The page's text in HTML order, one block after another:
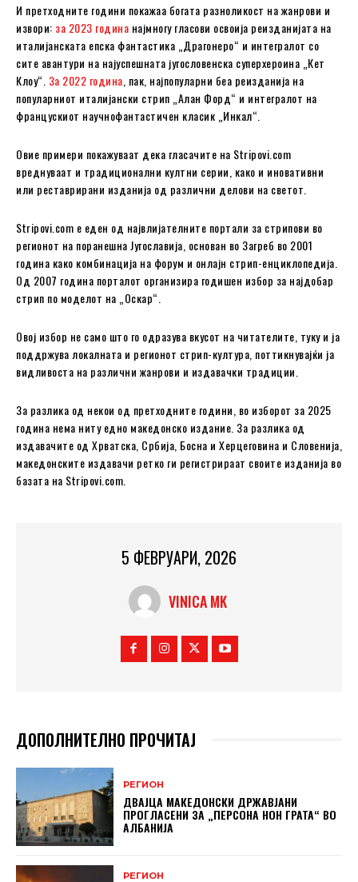
И претходните години покажаа богата разноликост на жанрови и
извори: за 2023 година најмногу гласови освоија реизданијата на
италијанската епска фантастика „Драгонеро“ и интегралот со
сите авантури на најуспешната југословенска суперхероина „Кет
Клоу“. За 2022 година , пак, најпопуларни беа реизданија на
популарниот италијански стрип „Алан Форд“ и интегралот на
францускиот научнофантастичен класик „Инкал“.
Овие примери покажуваат дека гласачите на Stripovi.com
вреднуваат и традиционални култни серии, како и иновативни
или реставрирани изданија од различни делови на светот.
Stripovi.com е еден од највлијателните портали за стрипови во
регионот на поранешна Југославија, основан во Загреб во 2001
година како комбинација на форум и онлајн стрип-енциклопедија.
Од 2007 година порталот организира годишен избор за најдобар
стрип по моделот на „Оскар“.
Овој избор не само што го одразува вкусот на читателите, туку и ја
поддржува локалната и регионот стрип-култура, поттикнувајќи ја
видливоста на различни жанрови и издавачки традиции.
За разлика од некои од претходните години, во изборот за 2025
година нема ниту едно македонско издание. За разлика од
издавачите од Хрватска, Србија, Босна и Херцеговина и Словенија,
македонските издавачи ретко ги регистрираат своите изданија во
базата на Stripovi.com.
5 ФЕВРУАРИ, 2026
VINICA MK
ДОПОЛНИТЕЛНО ПРОЧИТАЈ
РЕГИОН
ДВАЈЦА МАКЕДОНСКИ ДРЖАВЈАНИ
ПРОГЛАСЕНИ ЗА „ПЕРСОНА НОН ГРАТА“ ВО
АЛБАНИЈА
РЕГИОН